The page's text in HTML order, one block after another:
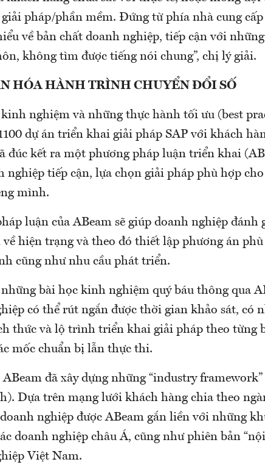
giải pháp/phần mềm. Đứng từ phía nhà cung
về bản chất doanh nghiệp, tiếp cận với
không tìm được tiếng nói chung”, chị lý giải.
HÓA HÀNH TRÌNH CHUYỂN ĐỔI SỐ
nghiệm và những thực hành tối ưu (best
dự án triển khai giải pháp SAP với khách
đúc kết ra một phương pháp luận triển khai
nghiệp tiếp cận, lựa chọn giải pháp phù hợp
mình.
luận của ABeam sẽ giúp doanh nghiệp đánh
về hiện trạng và theo đó thiết lập phương án
cũng như nhu cầu phát triển.
bài học kinh nghiệm quý báu thông qua
có thể rút ngắn được thời gian khảo sát, có
thức và lộ trình triển khai giải pháp theo từng
mốc chuẩn bị lẫn thực thi.
đã xây dựng những “industry
Dựa trên mạng lưới khách hàng chia theo
nghiệp được ABeam gắn liền với những
doanh nghiệp châu Á, cũng như phiên bản
Việt Nam.